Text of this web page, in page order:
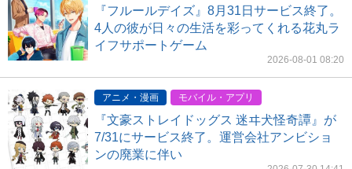
『フルールデイズ』8月31日サービス終了。
4人の彼が日々の生活を彩ってくれる花丸ラ
イフサポートゲーム
2026-08-01 08:20
アニメ・漫画 モバイル・アプリ
『文豪ストレイドッグス 迷ヰ犬怪奇譚』が
7/31にサービス終了。運営会社アンビショ
ンの廃業に伴い